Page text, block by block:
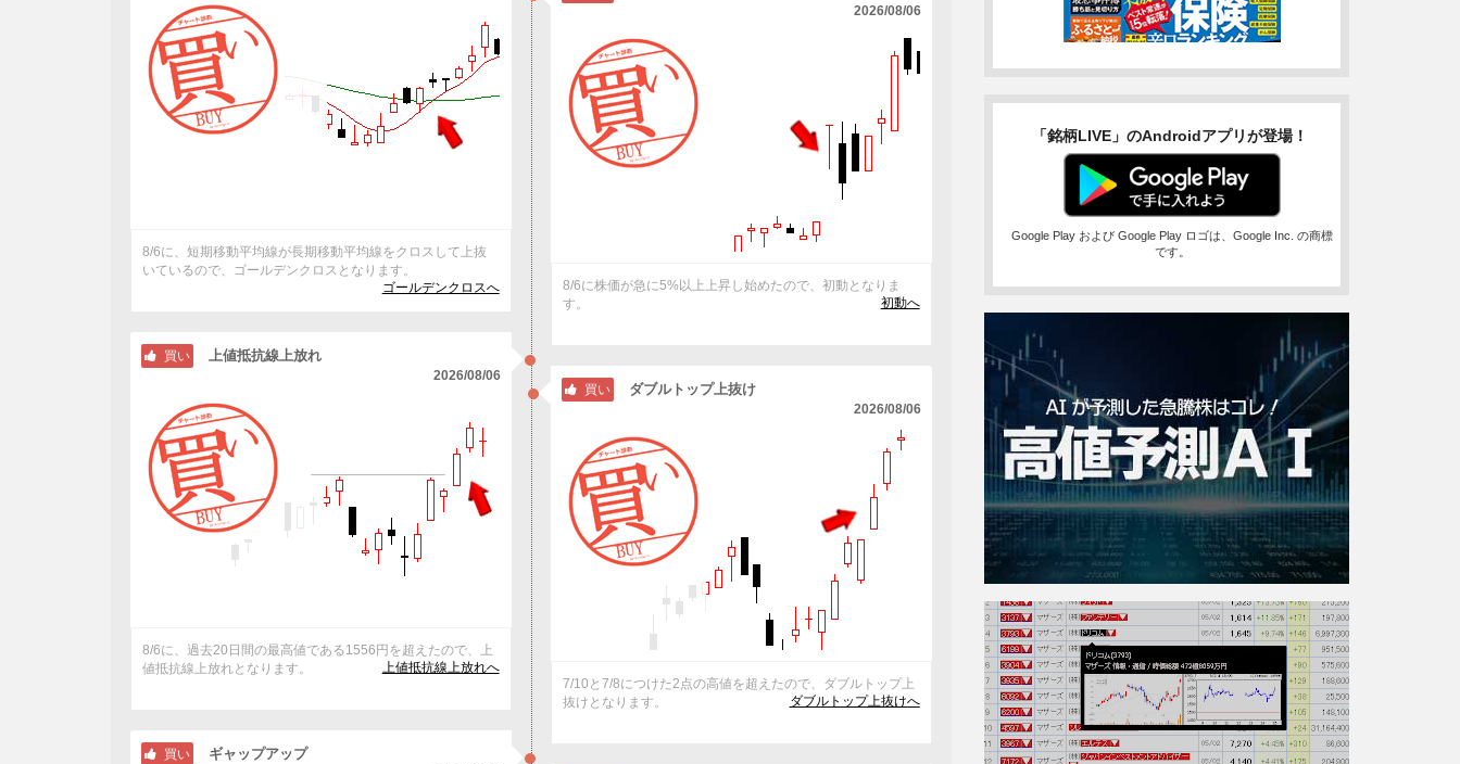
8/6に、短期移動平均線が長期移動平均線をクロスして上抜
いているので、ゴールデンクロスとなります。
ゴールデンクロスへ
2026/08/06
8/6に株価が急に5%以上上昇し始めたので、初動となりま
す。
初動へ
買い 上値抵抗線上放れ
2026/08/06
8/6に、過去20日間の最高値である1556円を超えたので、上
値抵抗線上放れとなります。
上値抵抗線上放れへ
買い ダブルトップ上抜け
2026/08/06
7/10と7/8につけた2点の高値を超えたので、ダブルトップ上
抜けとなります。
ダブルトップ上抜けへ
買い ギャップアップ
「銘柄LIVE」のAndroidアプリが登場！
Google Play および Google Play ロゴは、Google Inc. の商標
です。